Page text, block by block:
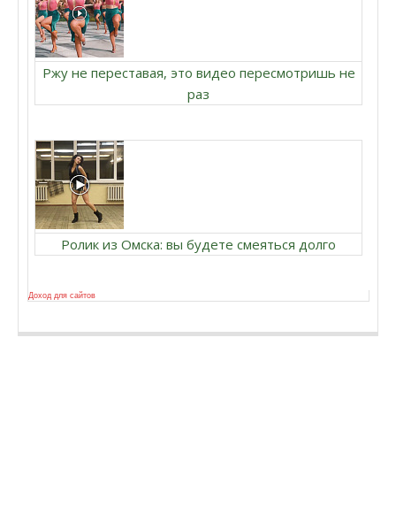
Ржу не переставая, это видео пересмотришь не
раз
Ролик из Омска: вы будете смеяться долго
Доход для сайтов